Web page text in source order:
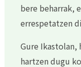
bere beharrak,
errespetatzen
Gure Ikastolan,
hartzen dugu